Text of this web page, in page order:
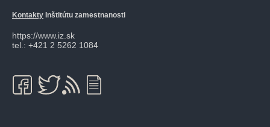
Kontakty Inštitútu zamestnanosti
https://www.iz.sk
tel.: +421 2 5262 1084